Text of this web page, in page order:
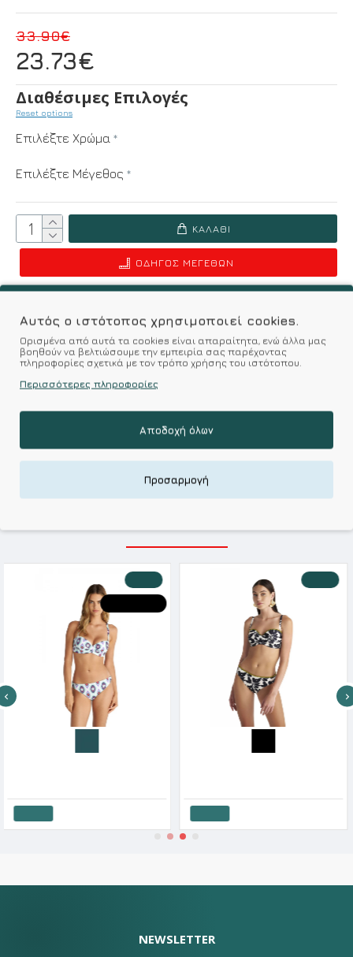
Σύμφωνα με 0 αξιολογήσεις. - Γράψτε μια κριτική
23.73€
33.90€
Διαθέσιμες Επιλογές
Reset options
Επιλέξτε Χρώμα
Επιλέξτε Μέγεθος
ΚΑΛΆΘΙ
ΟΔΗΓΌΣ ΜΕΓΕΘΏΝ
Kalimeratzis Underwear : Προϊόντα Σχεδιασμένα για
Εσάς & Υφάσματα Υψηλής Ποιότητας για
Αξεπέραστη Αντοχή
Απολαύστε Υφάσματα Φιλικά Προς το Δέρμα & Ανώτερη
Ποιότητα σε Προσιτές τιμές
ΣΧΕΤΙΚΑ ΠΡΟΪΟΝΤΑ
HOT DEALS
-20 % -20 %
NEWSLETTER
Αυτός ο ιστότοπος χρησιμοποιεί cookies.
Ορισμένα από αυτά τα cookies είναι απαραίτητα, ενώ άλλα μας
βοηθούν να βελτιώσουμε την εμπειρία σας παρέχοντας
πληροφορίες σχετικά με τον τρόπο χρήσης του ιστότοπου.
Περισσότερες πληροφορίες
Αποδοχή όλων
Προσαρμογή